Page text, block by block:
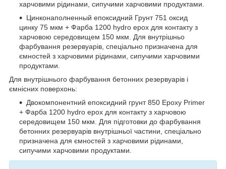
харчовими рідинами, сипучими харчовими продуктами.
Цинконаполненный епоксидний Грунт 751 оксид
цинку 75 мкм + Фарба 1200 hydro epox для контакту з
харчовою середовищем 150 мкм. Для внутрішньо
фарбування резервуарів, спеціально призначена для
ємностей з харчовими рідинами, сипучими харчовими
продуктами.
Для внутрішнього фарбування бетонних резервуарів і
ємнісних поверхонь:
Двокомпонентний епоксидний грунт 850 Epoxy Primer
+ Фарба 1200 hydro epox для контакту з харчовою
середовищем 150 мкм. Для підготовки до фарбування
бетонних резервуарів внутрішньої частини, спеціально
призначена для ємностей з харчовими рідинами,
сипучими харчовими продуктами.